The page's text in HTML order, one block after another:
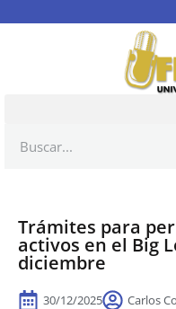
Trámites para
activos en el Big
diciembre
30/12/2025 Carlos